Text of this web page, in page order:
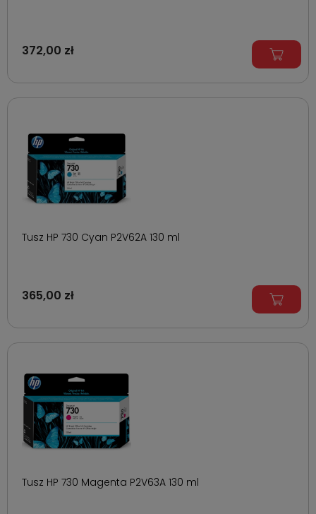
372,00 zł
Tusz HP 730 Cyan P2V62A 130 ml
365,00 zł
Tusz HP 730 Magenta P2V63A 130 ml